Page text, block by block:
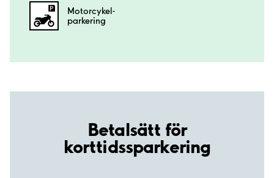
Motorcykel­
parkering
Betalsätt för
korttidssparkering